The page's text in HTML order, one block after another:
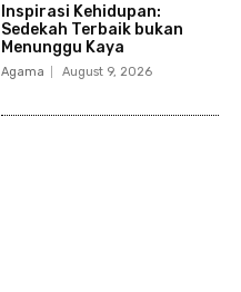
Inspirasi Kehidupan:
Sedekah Terbaik bukan
Menunggu Kaya
Agama August 9, 2026